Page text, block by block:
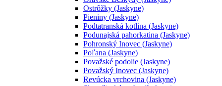
Ostrôžky (Jaskyne)
Pieniny (Jaskyne)
Podtatranská kotlina (Jaskyne)
Podunajská pahorkatina (Jaskyne)
Pohronský Inovec (Jaskyne)
Poľana (Jaskyne)
Považské podolie (Jaskyne)
Považský Inovec (Jaskyne)
Revúcka vrchovina (Jaskyne)